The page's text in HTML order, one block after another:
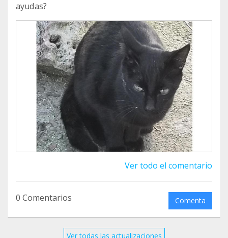
ayudas?
Ver todo el comentario
0 Comentarios Comenta
Ver todas las actualizaciones